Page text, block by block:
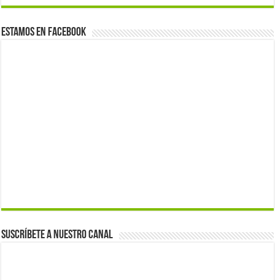
Estamos en Facebook
Suscríbete a nuestro canal